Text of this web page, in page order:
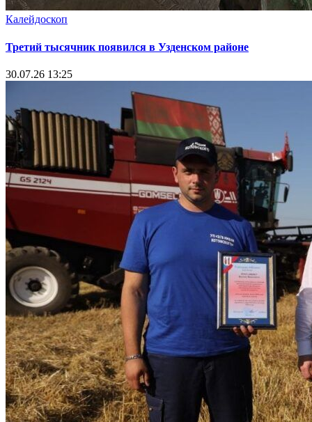
Калейдоскоп
Третий тысячник появился в Узденском районе
30.07.26 13:25